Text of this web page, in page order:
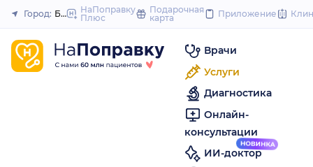
to
Закрыть
Город: БрянскНаПоправку
Плюс
Подарочная
карта
Приложение
Врачи
Услуги
Диагностика
Онлайн-
консультации
ИИ-доктор